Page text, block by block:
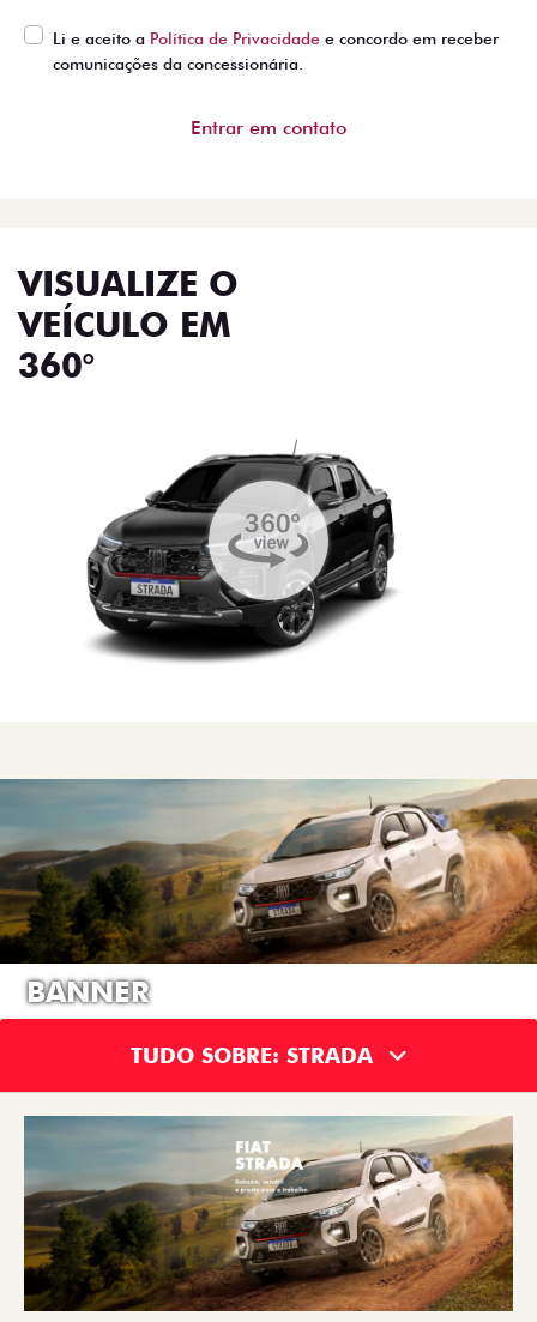
Li e aceito a Política de Privacidade e concordo em receber
comunicações da concessionária.
Entrar em contato
VISUALIZE O
VEÍCULO EM
360°
BANNER
TUDO SOBRE: STRADA